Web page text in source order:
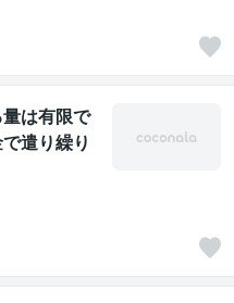
は有限で
遣り繰り
隔法術ヒ